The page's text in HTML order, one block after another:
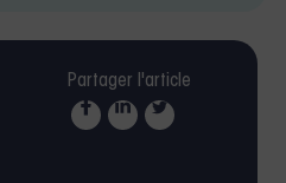
Partager l'article